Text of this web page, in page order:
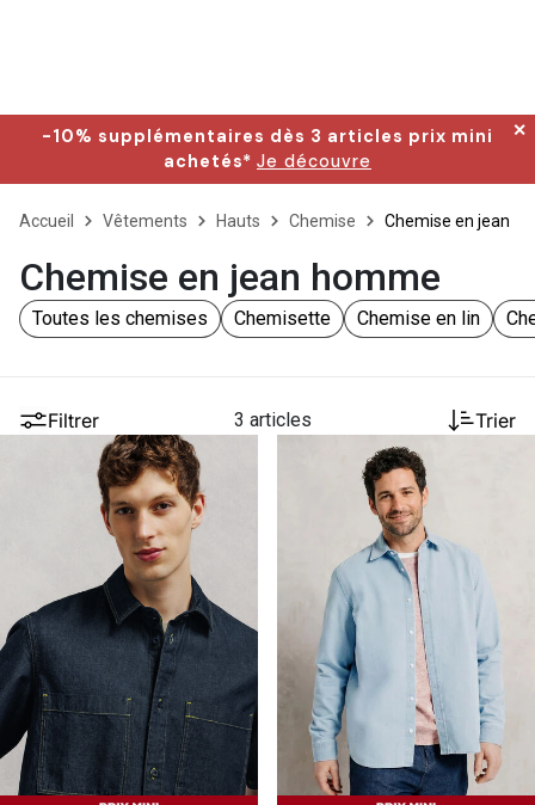
-10% supplémentaires dès 3 articles prix mini
achetés* Je découvre
✕
Accueil Vêtements Hauts Chemise Chemise en jean
Chemise en jean homme
Toutes les chemises Chemisette Chemise en lin
Filtrer 3 articles Trier